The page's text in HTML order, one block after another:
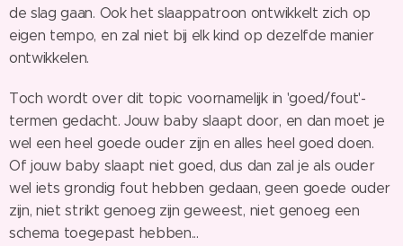
de slag gaan. Ook het slaappatroon ontwikkelt zich op
eigen tempo, en zal niet bij elk kind op dezelfde manier
ontwikkelen.
Toch wordt over dit topic voornamelijk in 'goed/fout'-
termen gedacht. Jouw baby slaapt door, en dan moet je
wel een heel goede ouder zijn en alles heel goed doen.
Of jouw baby slaapt niet goed, dus dan zal je als ouder
wel iets grondig fout hebben gedaan, geen goede ouder
zijn, niet strikt genoeg zijn geweest, niet genoeg een
schema toegepast hebben...